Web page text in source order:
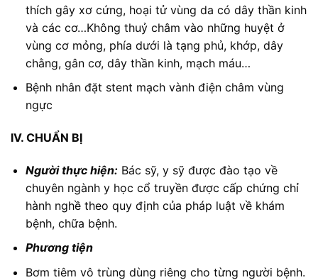
thích gây xơ cứng, hoại tử vùng da có dây thần kinh
và các cơ…Không thuỷ châm vào những huyệt ở
vùng cơ mỏng, phía dưới là tạng phủ, khớp, dây
chằng, gân cơ, dây thần kinh, mạch máu…
Bệnh nhân đặt stent mạch vành điện châm vùng
ngực
IV. CHUẨN BỊ
Người thực hiện:Bác sỹ, y sỹ được đào tạo về
chuyên ngành y học cổ truyền được cấp chứng chỉ
hành nghề theo quy định của pháp luật về khám
bệnh, chữa bệnh.
Phương tiện
Bơm tiêm vô trùng dùng riêng cho từng người bệnh.